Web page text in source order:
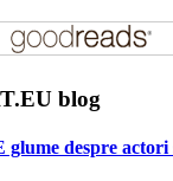
blog
despre actori